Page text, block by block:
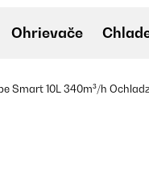
Ohrievače
Smart 10L 340m³/h